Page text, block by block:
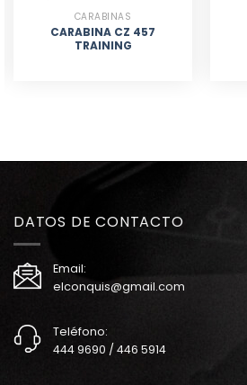
CARABINAS
CARABINA CZ 457
TRAINING
DATOS DE CONTACTO
Email:
elconquis@gmail.com
Teléfono:
444 9690 / 446 5914